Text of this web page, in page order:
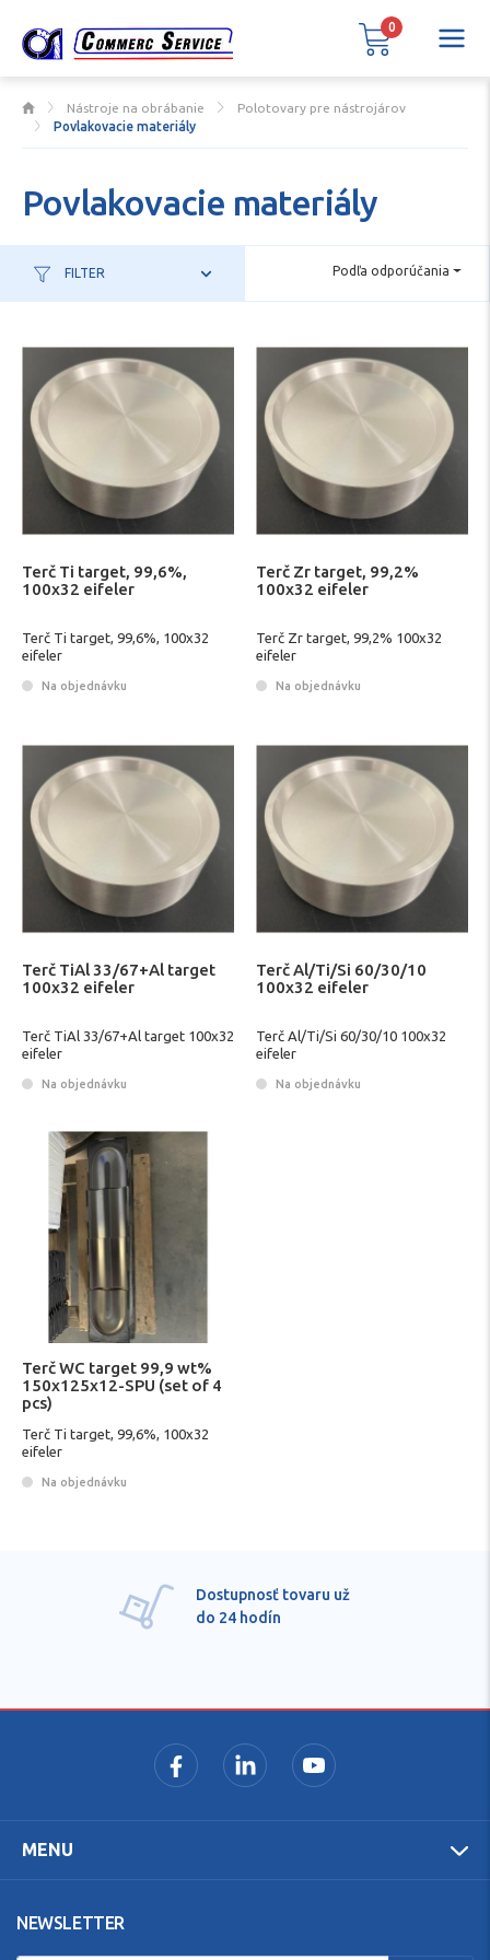
Nástroje na obrábanie
Polotovary pre nástrojárov
Povlakovacie materiály
Povlakovacie materiály
FILTER Podľa odporúčania
Terč Ti target, 99,6%,
100x32 eifeler
Terč Ti target, 99,6%, 100x32
eifeler
Na objednávku
Terč Zr target, 99,2%
100x32 eifeler
Terč Zr target, 99,2% 100x32
eifeler
Na objednávku
Terč TiAl 33/67+Al target
100x32 eifeler
Terč TiAl 33/67+Al target 100x32
eifeler
Na objednávku
Terč Al/Ti/Si 60/30/10
100x32 eifeler
Terč Al/Ti/Si 60/30/10 100x32
eifeler
Na objednávku
Terč WC target 99,9 wt%
150x125x12-SPU (set of 4
pcs)
Terč Ti target, 99,6%, 100x32
eifeler
Na objednávku
Dostupnosť tovaru už
do 24 hodín
MENU
NEWSLETTER
0